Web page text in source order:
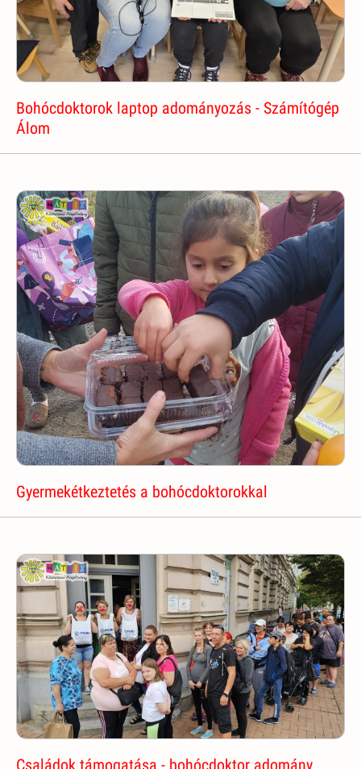
Bohócdoktorok laptop adományozás - Számítógép
Álom
Gyermekétkeztetés a bohócdoktorokkal
Családok támogatása - bohócdoktor adomány